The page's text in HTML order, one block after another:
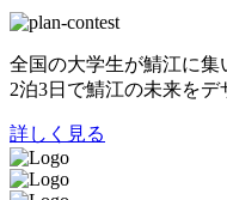
全国の大学生が鯖江に集
2泊3日で鯖江の未来をデ
詳しく見る